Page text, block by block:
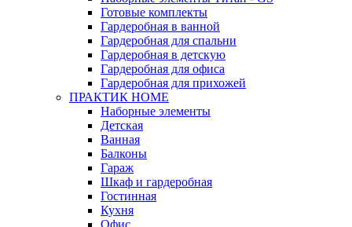
Готовые комплекты
Гардеробная в ванной
Гардеробная для спальни
Гардеробная в детскую
Гардеробная для офиса
Гардеробная для прихожей
ПРАКТИК HOME
Наборные элементы
Детская
Ванная
Балконы
Гараж
Шкаф и гардеробная
Гостинная
Кухня
Офис